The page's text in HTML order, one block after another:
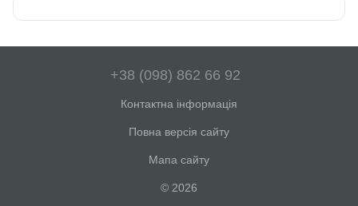
+38 (098) 862 66 92
Контактна інформація
Повна версія сайту
Мапа сайту
© 2026